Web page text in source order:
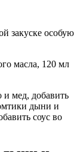
закуске особую
масла, 120 мл
и мед, добавить
дыни и
соус во